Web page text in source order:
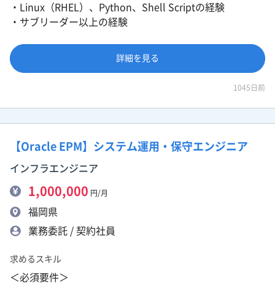
・Linux（RHEL）、Python、Shell Scriptの経験
・サブリーダー以上の経験
詳細を見る
1045日前
【Oracle EPM】システム運用・保守エンジニア
インフラエンジニア
1,000,000 円/月
福岡県
業務委託 / 契約社員
求めるスキル
＜必須要件＞